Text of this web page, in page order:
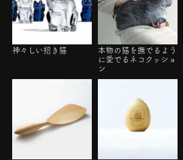
神々しい招き猫
本物の猫を撫でるよう
に愛でるネコクッショ
ン